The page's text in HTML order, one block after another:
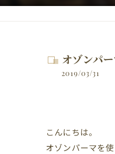
オゾンパ
2019/03/31
こんにちは。
オゾンパーマを